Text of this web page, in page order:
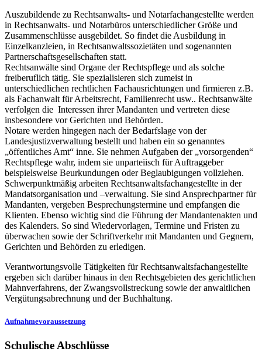
Auszubildende zu Rechtsanwalts- und Notarfachangestellte werden
in Rechtsanwalts- und Notarbüros unterschiedlicher Größe und
Zusammenschlüsse ausgebildet. So findet die Ausbildung in
Einzelkanzleien, in Rechtsanwaltssozietäten und sogenannten
Partnerschaftsgesellschaften statt.
Rechtsanwälte sind Organe der Rechtspflege und als solche
freiberuflich tätig. Sie spezialisieren sich zumeist in
unterschiedlichen rechtlichen Fachausrichtungen und firmieren z.B.
als Fachanwalt für Arbeitsrecht, Familienrecht usw.. Rechtsanwälte
verfolgen die Interessen ihrer Mandanten und vertreten diese
insbesondere vor Gerichten und Behörden.
Notare werden hingegen nach der Bedarfslage von der
Landesjustizverwaltung bestellt und haben ein so genanntes
„öffentliches Amt“ inne. Sie nehmen Aufgaben der „vorsorgenden“
Rechtspflege wahr, indem sie unparteiisch für Auftraggeber
beispielsweise Beurkundungen oder Beglaubigungen vollziehen.
Schwerpunktmäßig arbeiten Rechtsanwaltsfachangestellte in der
Mandatsorganisation und –verwaltung. Sie sind Ansprechpartner für
Mandanten, vergeben Besprechungstermine und empfangen die
Klienten. Ebenso wichtig sind die Führung der Mandantenakten und
des Kalenders. So sind Wiedervorlagen, Termine und Fristen zu
überwachen sowie der Schriftverkehr mit Mandanten und Gegnern,
Gerichten und Behörden zu erledigen.
Verantwortungsvolle Tätigkeiten für Rechtsanwaltsfachangestellte
ergeben sich darüber hinaus in den Rechtsgebieten des gerichtlichen
Mahnverfahrens, der Zwangsvollstreckung sowie der anwaltlichen
Vergütungsabrechnung und der Buchhaltung.
Aufnahmevoraussetzung
Schulische Abschlüsse